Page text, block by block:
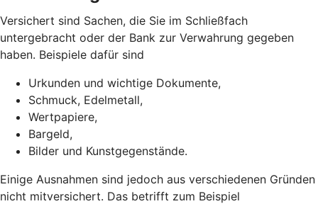
Versichert sind Sachen, die Sie im Schließfach
untergebracht oder der Bank zur Verwahrung gegeben
haben. Beispiele dafür sind
Urkunden und wichtige Dokumente,
Schmuck, Edelmetall,
Wertpapiere,
Bargeld,
Bilder und Kunstgegenstände.
Einige Ausnahmen sind jedoch aus verschiedenen Gründen
nicht mitversichert. Das betrifft zum Beispiel